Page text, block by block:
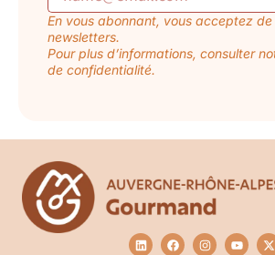
En vous abonnant, vous acceptez
newsletters.
Pour plus d’informations, consulter
de confidentialité.